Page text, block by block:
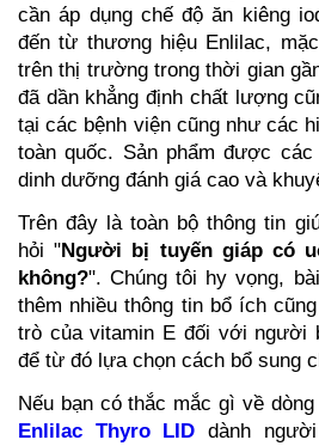
cần áp dụng chế độ ăn kiêng
đến từ thương hiệu Enlilac,
trên thị trường trong thời gian
đã dần khẳng định chất lượng
tại các bệnh viện cũng như các
toàn quốc. Sản phẩm được
dinh dưỡng đánh giá cao và
Trên đây là toàn bộ thông tin
hỏi "Người bị tuyến giáp có
không?". Chúng tôi hy vọng,
thêm nhiều thông tin bổ ích
trò của vitamin E đối với người
để từ đó lựa chọn cách bổ sung
Nếu bạn có thắc mắc gì về
Enlilac Thyro LID dành